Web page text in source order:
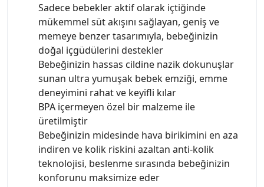
Sadece bebekler aktif olarak içtiğinde
mükemmel süt akışını sağlayan, geniş ve
memeye benzer tasarımıyla, bebeğinizin
doğal içgüdülerini destekler
Bebeğinizin hassas cildine nazik dokunuşlar
sunan ultra yumuşak bebek emziği, emme
deneyimini rahat ve keyifli kılar
BPA içermeyen özel bir malzeme ile
üretilmiştir
Bebeğinizin midesinde hava birikimini en aza
indiren ve kolik riskini azaltan anti-kolik
teknolojisi, beslenme sırasında bebeğinizin
konforunu maksimize eder